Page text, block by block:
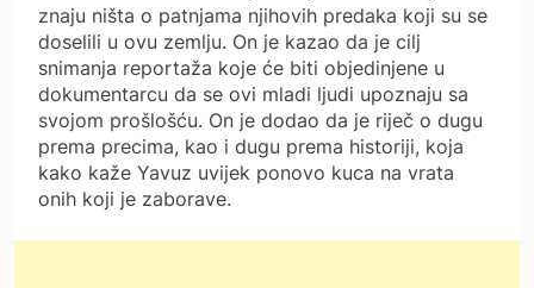
znaju ništa o patnjama njihovih predaka koji su se
doselili u ovu zemlju. On je kazao da je cilj
snimanja reportaža koje će biti objedinjene u
dokumentarcu da se ovi mladi ljudi upoznaju sa
svojom prošlošću. On je dodao da je riječ o dugu
prema precima, kao i dugu prema historiji, koja
kako kaže Yavuz uvijek ponovo kuca na vrata
onih koji je zaborave.